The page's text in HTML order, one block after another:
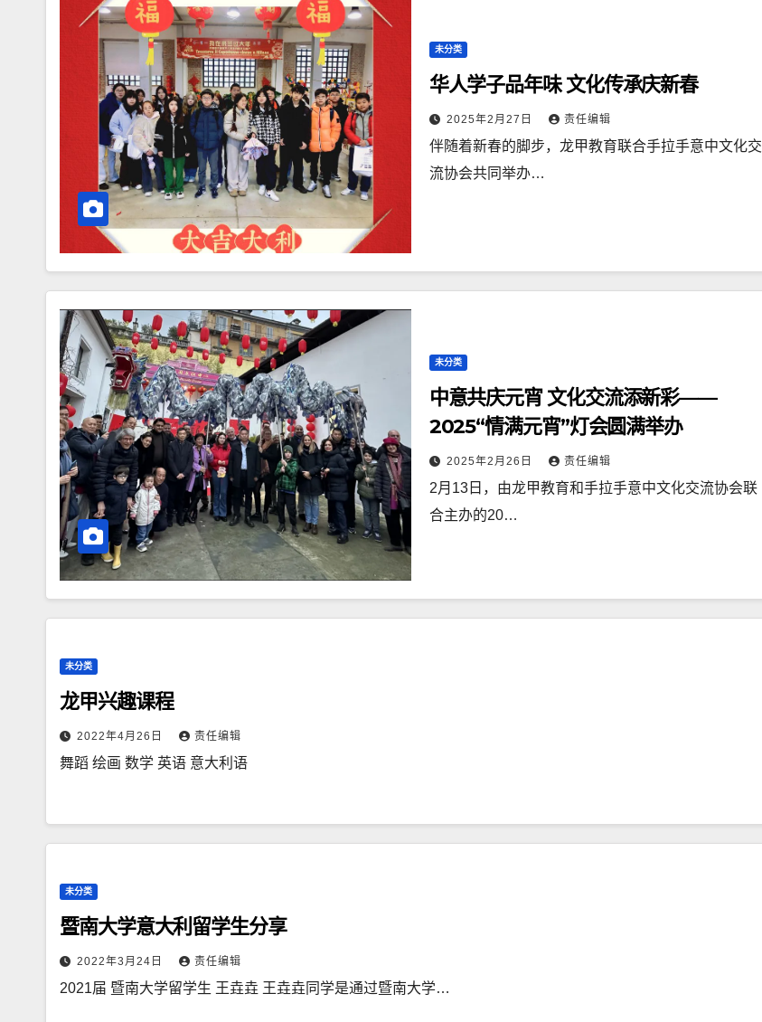
未分类
华人学子品年味 文化传承庆新春
2025年2月27日 责任编辑
伴随着新春的脚步，龙甲教育联合手拉手意中文化交
流协会共同举办…
未分类
中意共庆元宵 文化交流添新彩——
2025“情满元宵”灯会圆满举办
2025年2月26日 责任编辑
2月13日，由龙甲教育和手拉手意中文化交流协会联
合主办的20…
未分类
龙甲兴趣课程
2022年4月26日 责任编辑
舞蹈 绘画 数学 英语 意大利语
未分类
暨南大学意大利留学生分享
2022年3月24日 责任编辑
2021届 暨南大学留学生 王垚垚 王垚垚同学是通过暨南大学…